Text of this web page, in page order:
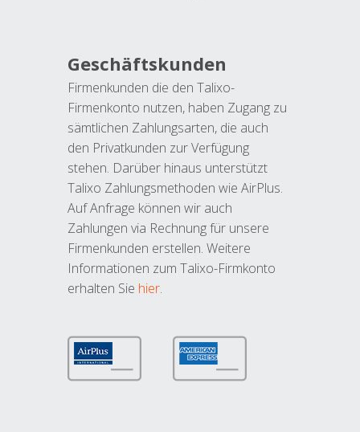
Geschäftskunden
Firmenkunden die den Talixo-
Firmenkonto nutzen, haben Zugang zu
sämtlichen Zahlungsarten, die auch
den Privatkunden zur Verfügung
stehen. Darüber hinaus unterstützt
Talixo Zahlungsmethoden wie AirPlus.
Auf Anfrage können wir auch
Zahlungen via Rechnung für unsere
Firmenkunden erstellen. Weitere
Informationen zum Talixo-Firmkonto
erhalten Sie hier.